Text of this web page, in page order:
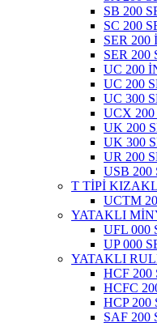
SB 200
SC 200
SER 200
SER 200
UC 200
UC 200
UC 300
UCX 200
UK 200
UK 300
UR 200
USB 200
T TİPİ
UCTM
YATAKLI
UFL 000
UP 000
YATAKLI
HCF 200
HCFC
HCP 200
SAF 200